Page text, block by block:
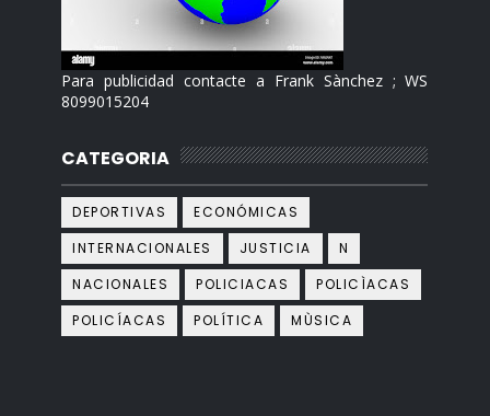
Para publicidad contacte a Frank Sànchez ; WS
8099015204
CATEGORIA
DEPORTIVAS
ECONÓMICAS
INTERNACIONALES
JUSTICIA
N
NACIONALES
POLICIACAS
POLICÌACAS
POLICÍACAS
POLÍTICA MÙSICA